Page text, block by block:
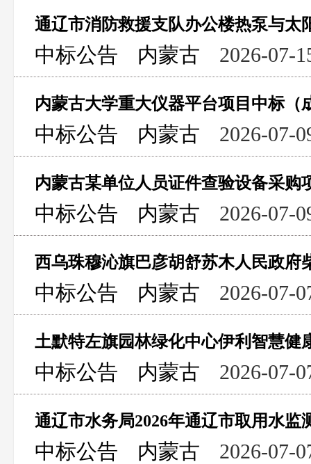
通辽市消防救援支队办公楼热泵与太
中标公告 内蒙古 2026-07-
内蒙古大学重大仪器平台项目中标（
中标公告 内蒙古 2026-07-
内蒙古某单位人员证件查验设备采购
中标公告 内蒙古 2026-07-
中标公告 内蒙古 2026-07-
中标公告 内蒙古 2026-07-
中标公告 内蒙古 2026-07-